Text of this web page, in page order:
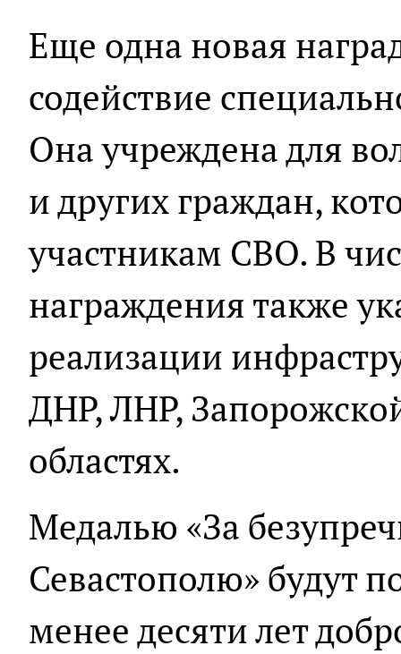
Еще одна новая
содействие
Она учреждена для
и других граждан,
участникам СВО. В
награждения также
реализации
ДНР, ЛНР,
областях.
Медалью «За
Севастополю» будут
менее десяти лет